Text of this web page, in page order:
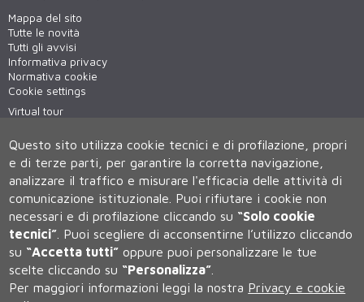
Mappa del sito
Tutte le novità
Tutti gli avvisi
Informativa privacy
Normativa cookie
Cookie settings
Virtual tour
Università degli Studi di Siena
Rettorato, via Banchi di Sotto 55, 53100 Siena ITALIA
P.IVA 00273530527 | C.F. 80002070524 | Caselle Pec: Posta
Questo sito utilizza cookie tecnici e di profilazione, propri
e di terze parti, per garantire la corretta navigazione,
analizzare il traffico e misurare l'efficacia delle attività di
comunicazione istituzionale. Puoi rifiutare i cookie non
necessari e di profilazione cliccando su “Solo cookie
tecnici” Puoi scegliere di acconsentirne l’utilizzo cliccando
su “Accetta tutti” oppure puoi personalizzare le tue
scelte cliccando su “Personalizza”
Per maggiori informazioni leggi la nostra Privacy e cookie